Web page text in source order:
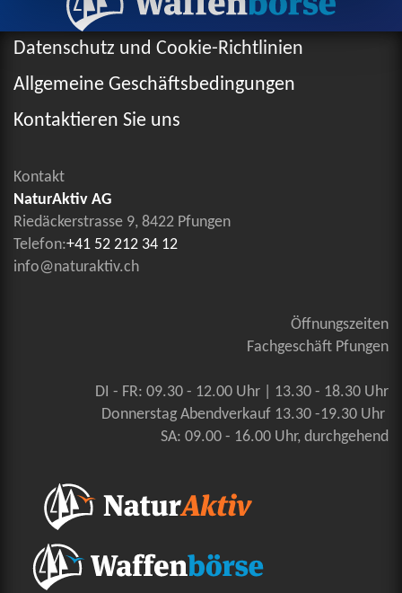
Datenschutz und Cookie-Richtlinien
Allgemeine Geschäftsbedingungen
Kontaktieren Sie uns
Kontakt
NaturAktiv AG
Riedäckerstrasse 9, 8422 Pfungen
Telefon:+41 52 212 34 12
info@naturaktiv.ch
Öffnungszeiten
Fachgeschäft Pfungen
DI - FR: 09.30 - 12.00 Uhr | 13.30 - 18.30 Uhr
Donnerstag Abendverkauf 13.30 -19.30 Uhr
SA: 09.00 - 16.00 Uhr, durchgehend